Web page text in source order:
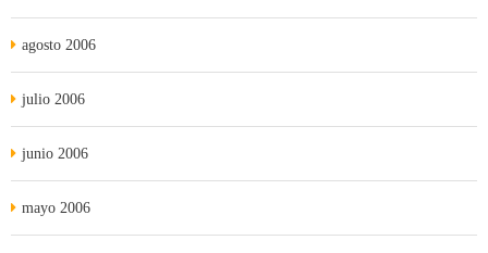
agosto 2006
julio 2006
junio 2006
mayo 2006